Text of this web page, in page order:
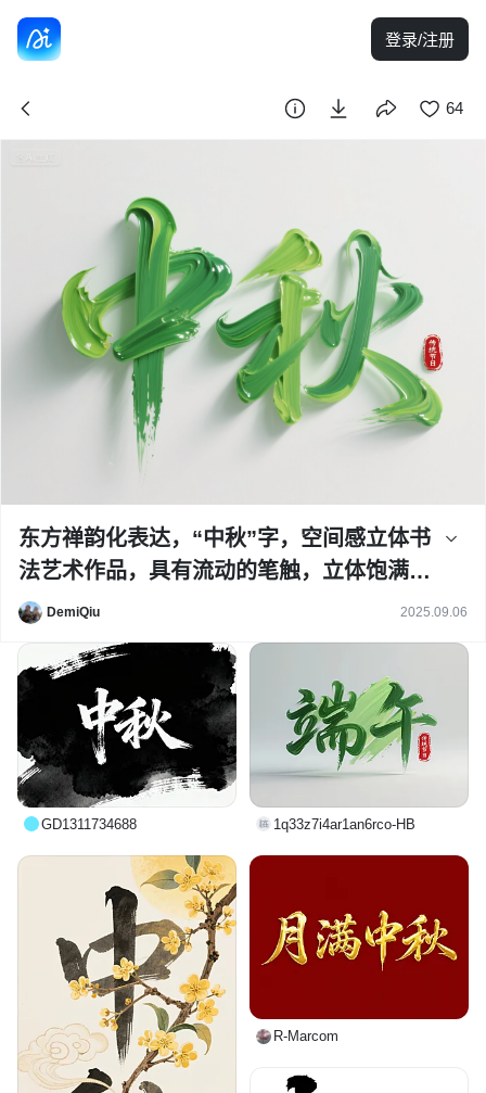
登录/注册
64
东方禅韵化表达，“中秋”字，空间感立体书
法艺术作品，具有流动的笔触，立体饱满的
笔画，颜料为各种绿色油画和丙烯混合颜
干净
DemiQiu 2025.09.06
GD1311734688 1q33z7i4ar1an6rco-HB
R-Marcom